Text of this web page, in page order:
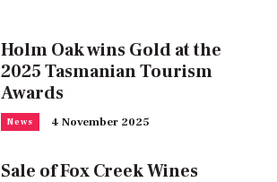
Holm Oak wins Gold at the
2025 Tasmanian Tourism
Awards
News 4 November 2025
Sale of Fox Creek Wines